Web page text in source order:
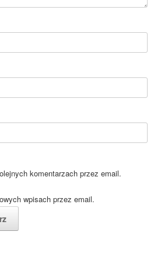
komentarzach przez email.
wpisach przez email.